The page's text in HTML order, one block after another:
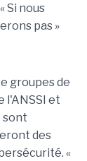
Si nous
pas »
groupes de
l'ANSSI et
sont
des
«